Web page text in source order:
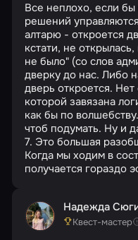
Все неплохо, если
решений
алтарю - откроется
кстати, не
не было" (со слов
дверку до нас. Либо
дверь откроется.
которой завязана
как бы по
чтоб подумать. Ну и
7. Это большая
Когда мы ходим в
получается гораздо
Надежда
Квест-мастер